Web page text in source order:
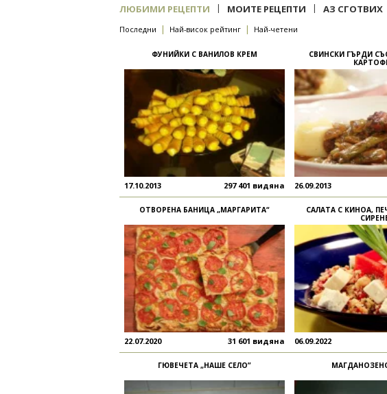
ЛЮБИМИ РЕЦЕПТИ | МОИТЕ РЕЦЕПТИ | АЗ СГОТВИХ
Последни | Най-висок рейтинг | Най-четени
ФУНИЙКИ С ВАНИЛОВ КРЕМ
17.10.2013 297 401 видяна
СВИНСКИ ГЪРДИ
26.09.2013
ОТВОРЕНА БАНИЦА „МАРГАРИТА“
22.07.2020 31 601 видяна
САЛАТА С КИНОА,
06.09.2022
ГЮВЕЧЕТА „НАШЕ СЕЛО”